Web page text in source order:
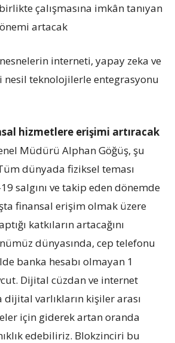
çalışmasına imkân tanıyan
artacak
interneti, yapay zeka ve
nesil teknolojilerle entegrasyonu
hizmetlere erişimi artıracak
Müdürü Alphan Göğüş, şu
dünyada fiziksel teması
19 salgını ve takip eden dönemde
finansal erişim olmak üzere
katkıların artacağını
dünyasında, cep telefonu
banka hesabı olmayan 1
Dijital cüzdan ve internet
varlıkların kişiler arası
için giderek artan oranda
edebiliriz. Blokzinciri bu